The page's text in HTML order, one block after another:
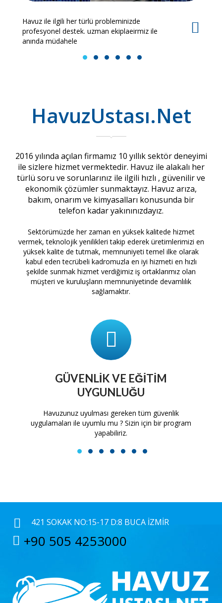
Havuz ile ilgili her türlü probleminizde
profesyonel destek. uzman ekiplaeirmiz ile
anında müdahele
1 2 3 4 5 6
HavuzUstası.Net
2016 yılında açılan firmamız 10 yıllık sektör deneyimi
ile sizlere hizmet vermektedir. Havuz ile alakalı her
türlü soru ve sorunlarınız ile ilgili hızlı , güvenilir ve
ekonomik çözümler sunmaktayız. Havuz arıza,
bakım, onarım ve kimyasalları konusunda bir
telefon kadar yakınınızdayız.
Sektörümüzde her zaman en yüksek kalitede hizmet
vermek, teknolojik yenilikleri takip ederek üretimlerimizi en
yüksek kalite de tutmak, memnuniyeti temel ilke olarak
kabul eden tecrübeli kadromuzla en iyi hizmeti en hızlı
şekilde sunmak hizmet verdiğimiz iş ortaklarımız olan
müşteri ve kuruluşların memnuniyetinde devamlılık
sağlamaktır.
GÜVENLIK VE EĞITIM
UYGUNLUĞU
Havuzunuz uyulması gereken tüm güvenlik
uygulamaları ile uyumlu mu ? Sizin için bir program
yapabiliriz.
1 2 3 4 5 6 7
421 SOKAK NO:15-17 D:8 BUCA İZMIR
+90 505 4253000